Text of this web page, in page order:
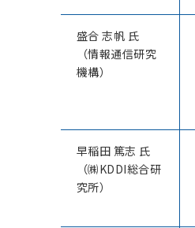
盛合 志帆 氏
（情報通信研究
機構）
早稲田 篤志 氏
（㈱KDDI総合研
究所）